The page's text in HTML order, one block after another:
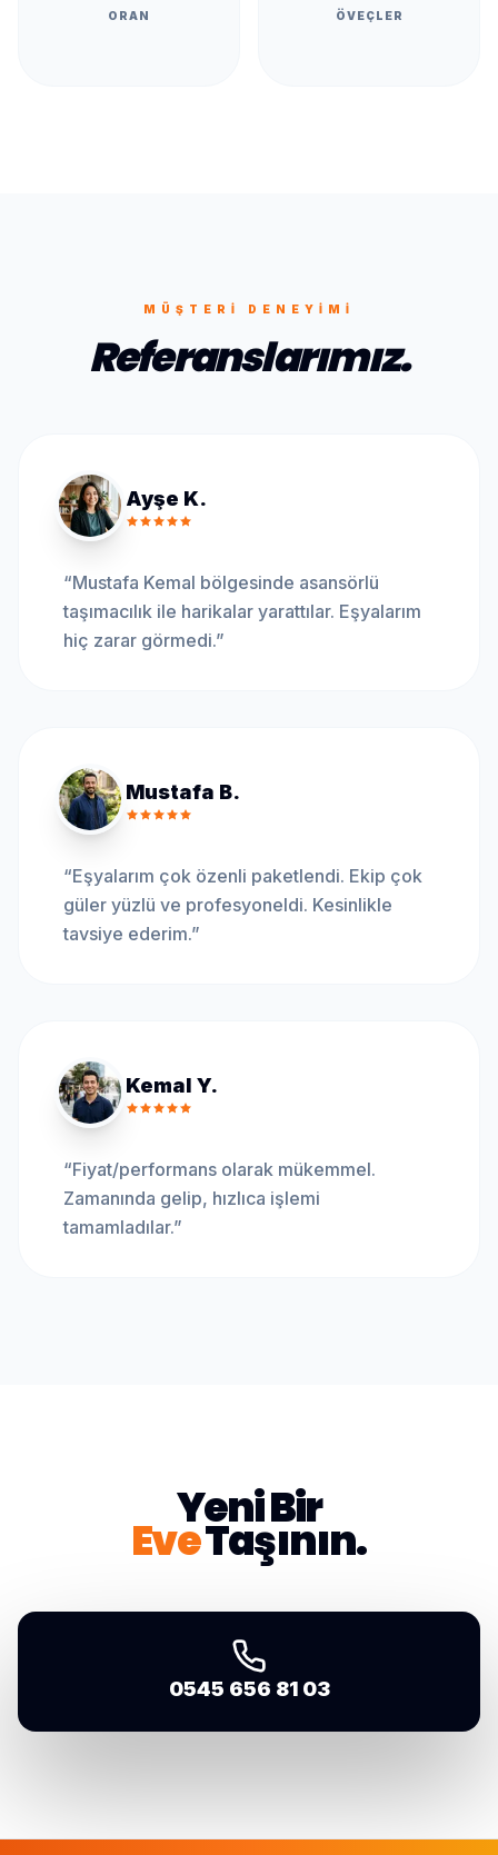
ORAN ÖVEÇLER
MÜŞTERI DENEYIMI
Referanslarımız.
Ayşe K.
“Mustafa Kemal bölgesinde asansörlü
taşımacılık ile harikalar yarattılar. Eşyalarım
hiç zarar görmedi.”
Mustafa B.
“Eşyalarım çok özenli paketlendi. Ekip çok
güler yüzlü ve profesyoneldi. Kesinlikle
tavsiye ederim.”
Kemal Y.
“Fiyat/performans olarak mükemmel.
Zamanında gelip, hızlıca işlemi
tamamladılar.”
Yeni Bir
EveTaşının.
0545 656 81 03